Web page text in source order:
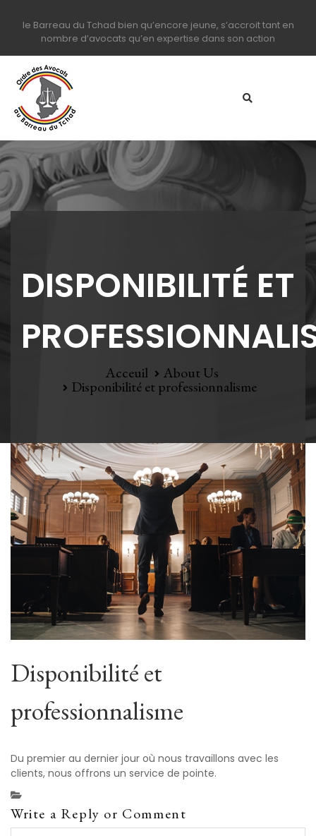
le Barreau du Tchad bien qu’encore jeune, s’accroit tant en
nombre d’avocats qu’en expertise dans son action
DISPONIBILITÉ ET
Acceuil About Us
Disponibilité et professionnalisme
Disponibilité et
professionnalisme
Du premier au dernier jour où nous travaillons avec les
clients, nous offrons un service de pointe.
Write a Reply or Comment